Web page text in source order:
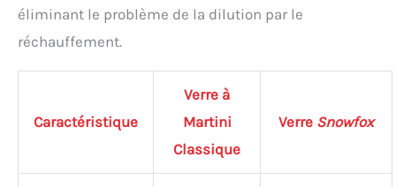
éliminant le problème de la dilution par le
réchauffement.
Caractéristique
Verre à
Martini
Classique
Verre Snowfox